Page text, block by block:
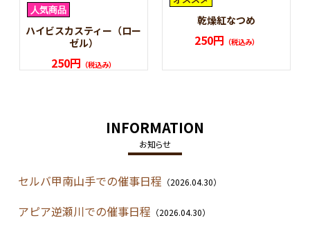
ハイビスカスティー（ロー
ゼル）
250円 （税込み）
乾燥紅なつめ
250円 （税込み）
INFORMATION
お知らせ
セルバ甲南山手での催事日程 （2026.04.30）
アピア逆瀬川での催事日程 （2026.04.30）